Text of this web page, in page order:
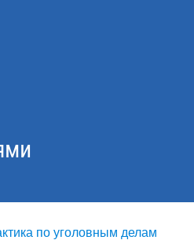
по уголовным делам